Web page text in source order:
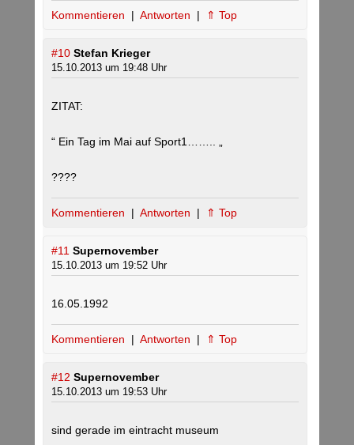
Kommentieren | Antworten | ⇑ Top
#10 Stefan Krieger
15.10.2013 um 19:48 Uhr
ZITAT:
“ Ein Tag im Mai auf Sport1…….. „
????
Kommentieren | Antworten | ⇑ Top
#11 Supernovember
15.10.2013 um 19:52 Uhr
16.05.1992
Kommentieren | Antworten | ⇑ Top
#12 Supernovember
15.10.2013 um 19:53 Uhr
sind gerade im eintracht museum